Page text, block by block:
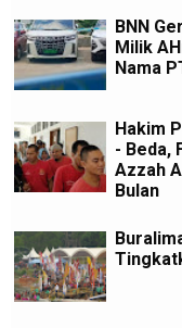
BNN
Milik
Nama
Hakim
- Beda,
Azzah
Bulan